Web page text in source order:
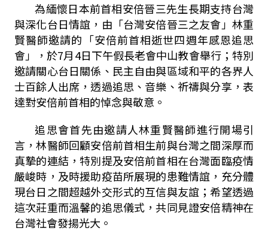
為緬懷日本前首相安倍晉三先生長期支持台灣
與深化台日情誼，由「台灣安倍晉三之友會」林重
賢醫師邀請的「安倍前首相逝世四週年感恩追思
會」，於7月4日下午假長老會中山教會舉行；特別
邀請關心台日關係、民主自由與區域和平的各界人
士百餘人出席，透過追思、音樂、祈禱與分享，表
達對安倍前首相的悼念與敬意。
追思會首先由邀請人林重賢醫師進行開場引
言，林醫師回顧安倍前首相生前與台灣之間深厚而
真摯的連結，特別提及安倍前首相在台灣面臨疫情
嚴峻時，及時援助疫苗所展現的患難情誼，充分體
現台日之間超越外交形式的互信與友誼；希望透過
這次莊重而溫馨的追思儀式，共同見證安倍精神在
台灣社會發揚光大。